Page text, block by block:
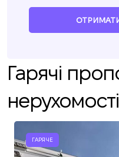
Гарячі
нерухомості
ГАРЯЧЕ